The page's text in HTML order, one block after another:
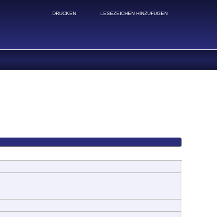
DRUCKEN LESEZEICHEN HINZUFÜGEN